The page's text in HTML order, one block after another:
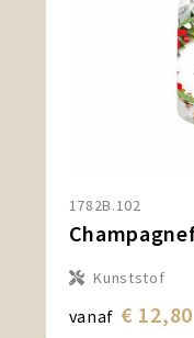
1782B.102
Kunststof
vanaf € 12,80